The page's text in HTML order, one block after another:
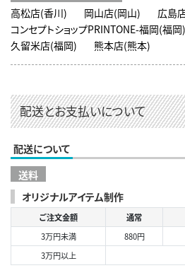
高松店(香川)
岡山店(岡山)
広島
コンセプトショップPRINTONE-福岡(福岡)
久留米店(福岡)
熊本店(熊本)
配送とお支払いについて
配送について
送料
オリジナルアイテム制作
ご注文金額 通常
3万円未満
880円
3万円以上